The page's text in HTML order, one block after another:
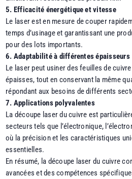
5. Efficacité énergétique et vitesse
Le laser est en mesure de couper
temps d’usinage et garantissant une
pour des lots importants.
6. Adaptabilité à différentes épaisseurs
Le laser peut usiner des feuilles de
épaisses, tout en conservant la même
répondant aux besoins de différents
7. Applications polyvalentes
La découpe laser du cuivre est
secteurs tels que l’électronique,
où la précision et les caractéristiques
essentielles.
En résumé, la découpe laser du cuivre
avancées et des compétences